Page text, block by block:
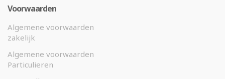
Voorwaarden
Algemene voorwaarden
zakelijk
Algemene voorwaarden
Particulieren